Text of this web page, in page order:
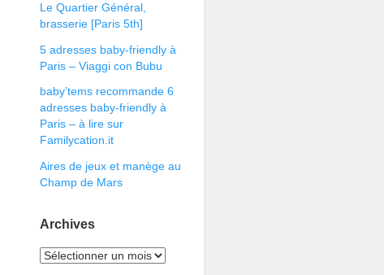
Le Quartier Général,
brasserie [Paris 5th]
5 adresses baby-friendly à
Paris – Viaggi con Bubu
baby’tems recommande 6
adresses baby-friendly à
Paris – à lire sur
Familycation.it
Aires de jeux et manège au
Champ de Mars
Archives